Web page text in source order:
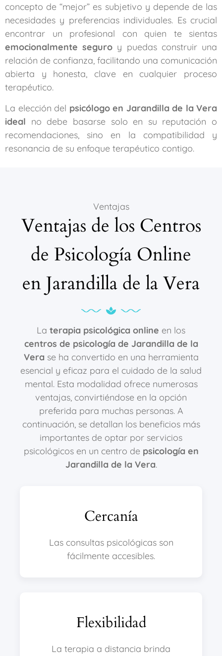
concepto de “mejor” es subjetivo y depende de las
necesidades y preferencias individuales. Es crucial
encontrar un profesional con quien te sientas
emocionalmente seguro y puedas construir una
relación de confianza, facilitando una comunicación
abierta y honesta, clave en cualquier proceso
terapéutico.
La elección del psicólogo en Jarandilla de la Vera
ideal no debe basarse solo en su reputación o
recomendaciones, sino en la compatibilidad y
resonancia de su enfoque terapéutico contigo.
Ventajas
Ventajas de los Centros
de Psicología Online
en Jarandilla de la Vera
La terapia psicológica online en los
centros de psicología de Jarandilla de la
Vera se ha convertido en una herramienta
esencial y eficaz para el cuidado de la salud
mental. Esta modalidad ofrece numerosas
ventajas, convirtiéndose en la opción
preferida para muchas personas. A
continuación, se detallan los beneficios más
importantes de optar por servicios
psicológicos en un centro de psicología en
Jarandilla de la Vera.
Cercanía
Las consultas psicológicas son
fácilmente accesibles.
Flexibilidad
La terapia a distancia brinda